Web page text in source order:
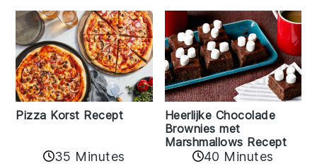
Pizza Korst Recept
35 Minutes
Heerlijke Chocolade
Brownies met
Marshmallows Recept
40 Minutes